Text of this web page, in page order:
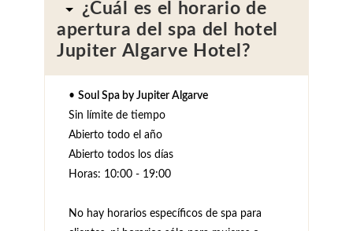
¿Cuál es el horario de
apertura del spa del hotel
Jupiter Algarve Hotel?
• Soul Spa by Jupiter Algarve
Sin límite de tiempo
Abierto todo el año
Abierto todos los días
Horas: 10:00 - 19:00
No hay horarios específicos de spa para